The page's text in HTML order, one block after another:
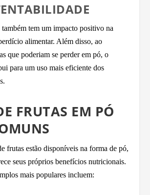
tem um impacto positivo na
alimentar. Além disso, ao
que poderiam se perder em pó, o
para um uso mais eficiente dos
FRUTAS EM PÓ
frutas estão disponíveis na forma de pó,
seus próprios benefícios nutricionais.
mais populares incluem: